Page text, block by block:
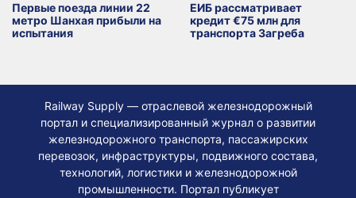
Первые поезда линии 22
метро Шанхая прибыли на
испытания
ЕИБ рассматривает
кредит €75 млн для
транспорта Загреба
Railway Supply — отраслевой железнодорожный
портал и специализированный журнал о развитии
железнодорожного транспорта, пассажирских
перевозок, инфраструктуры, подвижного состава,
технологий, логистики и железнодорожной
промышленности. Портал публикует